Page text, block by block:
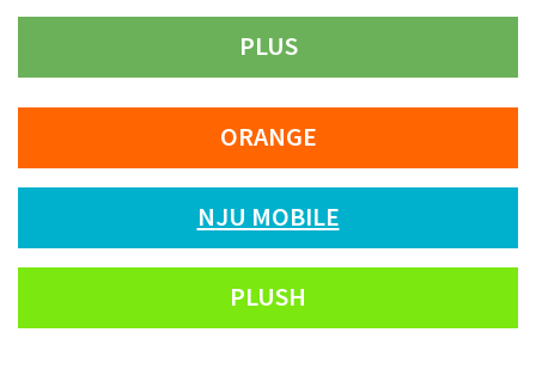
PLUS
ORANGE
NJU MOBILE
PLUSH